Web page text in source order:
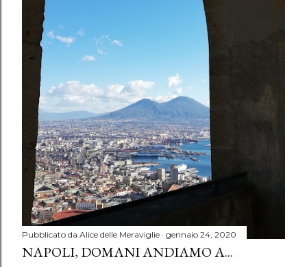
Pubblicato da Alice delle Meraviglie gennaio 24, 2020
NAPOLI, DOMANI ANDIAMO A...